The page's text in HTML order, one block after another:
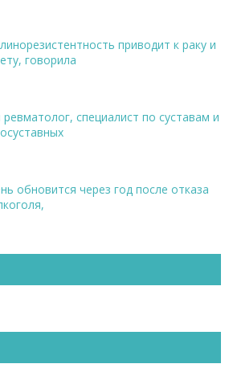
приводит к раку и
говорила
ревматолог, специалист по суставам и
обновится через год после отказа